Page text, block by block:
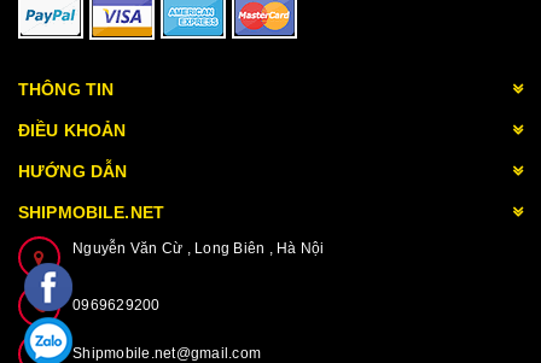
THÔNG TIN
ĐIỀU KHOẢN
HƯỚNG DẪN
SHIPMOBILE.NET
Nguyễn Văn Cừ , Long Biên , Hà Nội
0969629200
Shipmobile.net@gmail.com